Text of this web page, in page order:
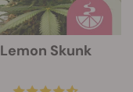
Lemon Skunk